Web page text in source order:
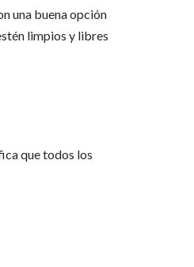
una buena opción
limpios y libres
que todos los